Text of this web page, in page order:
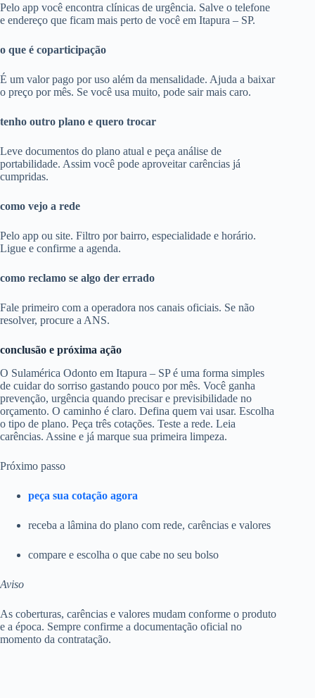
Pelo app você encontra clínicas de urgência. Salve o telefone
e endereço que ficam mais perto de você em Itapura – SP.
o que é coparticipação
É um valor pago por uso além da mensalidade. Ajuda a baixar
o preço por mês. Se você usa muito, pode sair mais caro.
tenho outro plano e quero trocar
Leve documentos do plano atual e peça análise de
portabilidade. Assim você pode aproveitar carências já
cumpridas.
como vejo a rede
Pelo app ou site. Filtro por bairro, especialidade e horário.
Ligue e confirme a agenda.
como reclamo se algo der errado
Fale primeiro com a operadora nos canais oficiais. Se não
resolver, procure a ANS.
conclusão e próxima ação
O Sulamérica Odonto em Itapura – SP é uma forma simples
de cuidar do sorriso gastando pouco por mês. Você ganha
prevenção, urgência quando precisar e previsibilidade no
orçamento. O caminho é claro. Defina quem vai usar. Escolha
o tipo de plano. Peça três cotações. Teste a rede. Leia
carências. Assine e já marque sua primeira limpeza.
Próximo passo
peça sua cotação agora
receba a lâmina do plano com rede, carências e valores
compare e escolha o que cabe no seu bolso
Aviso
As coberturas, carências e valores mudam conforme o produto
e a época. Sempre confirme a documentação oficial no
momento da contratação.